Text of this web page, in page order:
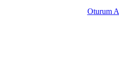
Oturum
BİR HİKAYE